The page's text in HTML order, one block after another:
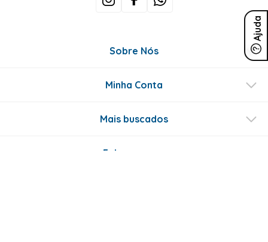
Ajuda
Sobre Nós
Minha Conta
Mais buscados
Fale conosco